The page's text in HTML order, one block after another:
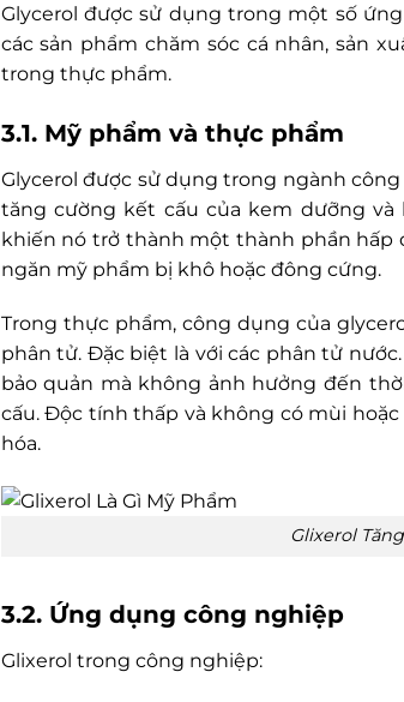
Glycerol được sử dụng trong một số
các sản phẩm chăm sóc cá nhân, sản
trong thực phẩm.
3.1. Mỹ phẩm và thực phẩm
Glycerol được sử dụng trong ngành
tăng cường kết cấu của kem dưỡng và
khiến nó trở thành một thành phần hấp
ngăn mỹ phẩm bị khô hoặc đông cứng.
Trong thực phẩm, công dụng của
phân tử. Đặc biệt là với các phân tử
bảo quản mà không ảnh hưởng đến
cấu. Độc tính thấp và không có mùi
hóa.
Glixerol
3.2. Ứng dụng công nghiệp
Glixerol trong công nghiệp: